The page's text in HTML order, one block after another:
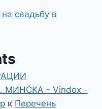
свадьбу в
МИНСКА - Vindox -
к Перечень